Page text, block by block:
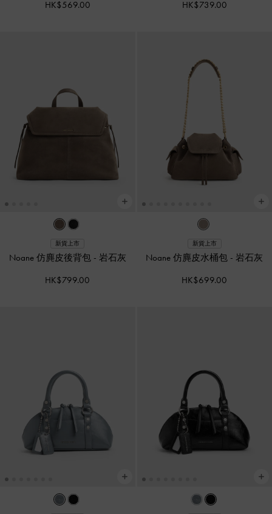
HK$569.00 HK$739.00
新貨上市
Noane 仿麂皮後背包 - 岩石灰
HK$799.00
新貨上市
Noane 仿麂皮水桶包 -岩石灰
HK$699.00